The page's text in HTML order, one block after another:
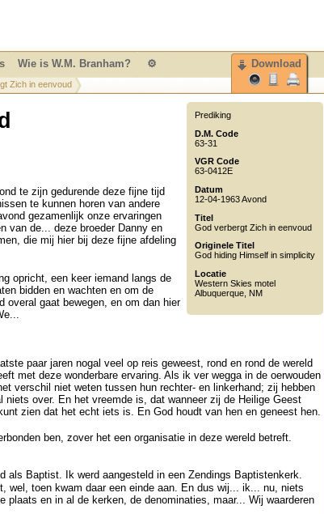
Prediking
D.M. Code
63-31
VGR Code
63-0412E
Datum
12-04-1963 Avond
Titel
God verbergt Zich in eenvoud
Originele Titel
God hiding Himself in simplicity
Locatie
Western Skies motel
Albuquerque NM
te zijn gedurende deze fijne tijd
te kunnen horen van andere
gezamenlijk onze ervaringen
van de... deze broeder Danny en
die mij hier bij deze fijne afdeling
opricht, een keer iemand langs de
bidden en wachten en om de
overal gaat bewegen, en om dan hier
paar jaren nogal veel op reis geweest, rond en rond de wereld
met deze wonderbare ervaring. Als ik ver wegga in de oerwouden
verschil niet weten tussen hun rechter- en linkerhand; zij hebben
over. En het vreemde is, dat wanneer zij de Heilige Geest
zien dat het echt iets is. En God houdt van hen en geneest hen.
ben, zover het een organisatie in deze wereld betreft.
als Baptist. Ik werd aangesteld in een Zendings Baptistenkerk.
wel, toen kwam daar een einde aan. En dus wij... ik... nu, niets
en in al de kerken, de denominaties, maar... Wij waarderen
Download
Wie is W.M. Branham? ⚙
Zich in eenvoud